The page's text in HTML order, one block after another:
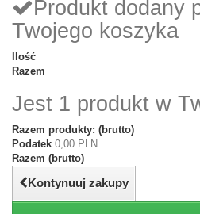
Produkt dodany
Twojego koszyka
Ilość
Razem
Jest 1 produkt w
Razem produkty: (brutto)
Podatek 0,00 PLN
Razem (brutto)
Kontynuuj zakupy